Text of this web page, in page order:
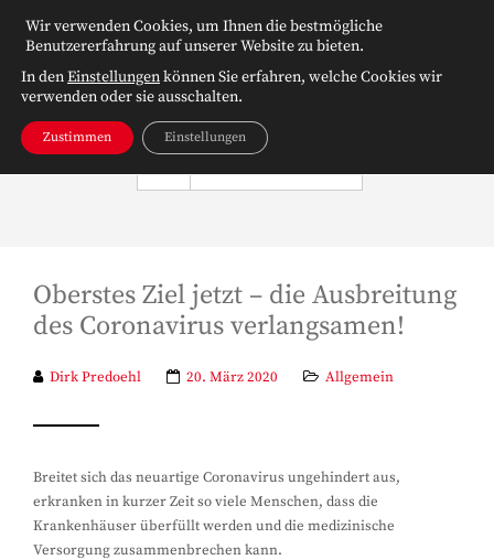
Oberstes Ziel jetzt – die Ausbreitung
des Coronavirus verlangsamen!
Dirk Predoehl 20. März 2020 Allgemein
Breitet sich das neuartige Coronavirus ungehindert aus,
erkranken in kurzer Zeit so viele Menschen, dass die
Krankenhäuser überfüllt werden und die medizinische
Versorgung zusammenbrechen kann.
Wir verwenden Cookies, um Ihnen die bestmögliche
Benutzererfahrung auf unserer Website zu bieten.
In denEinstellungenkönnen Sie erfahren, welche Cookies wir
verwenden oder sie ausschalten.
Zustimmen Einstellungen